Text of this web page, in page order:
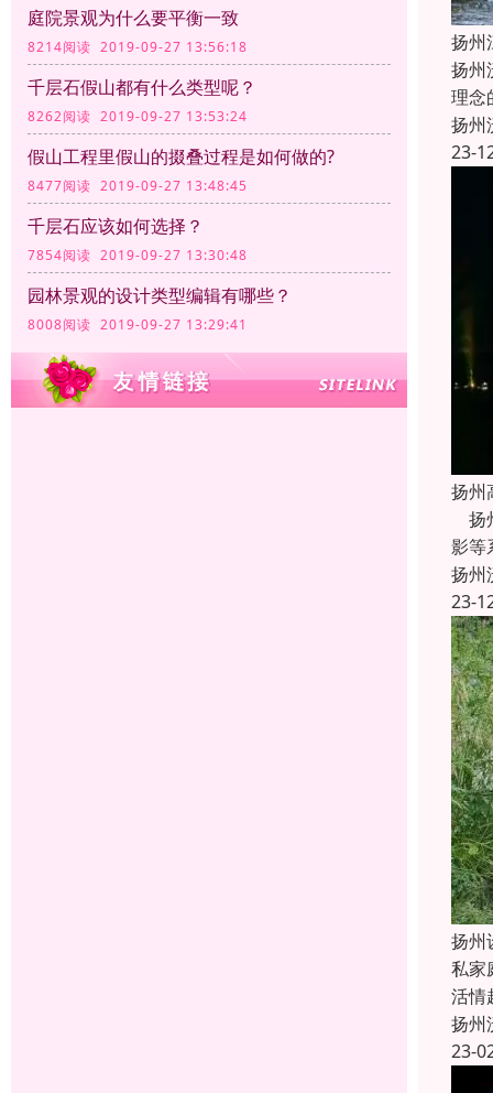
庭院景观为什么要平衡一致
8214阅读 2019-09-27 13:56:18
千层石假山都有什么类型呢？
8262阅读 2019-09-27 13:53:24
假山工程里假山的掇叠过程是如何做的?
8477阅读 2019-09-27 13:48:45
千层石应该如何选择？
7854阅读 2019-09-27 13:30:48
园林景观的设计类型编辑有哪些？
8008阅读 2019-09-27 13:29:41
扬州
扬州
理念
扬州
23-
扬州
扬
影等
扬州
23-
扬州
私家
活情
扬州
23-